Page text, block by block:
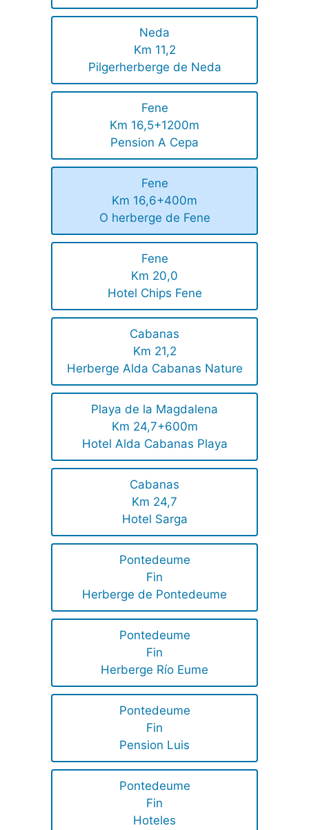
Neda
Km 11,2
Pilgerherberge de Neda
Fene
Km 16,5+1200m
Pension A Cepa
Fene
Km 16,6+400m
O herberge de Fene
Fene
Km 20,0
Hotel Chips Fene
Cabanas
Km 21,2
Herberge Alda Cabanas Nature
Playa de la Magdalena
Km 24,7+600m
Hotel Alda Cabanas Playa
Cabanas
Km 24,7
Hotel Sarga
Pontedeume
Fin
Herberge de Pontedeume
Pontedeume
Fin
Herberge Río Eume
Pontedeume
Fin
Pension Luis
Pontedeume
Fin
Hoteles